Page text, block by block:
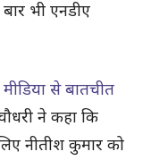
भी एनडीए
मीडिया से बातचीत
ने कहा कि
नीतीश कुमार को